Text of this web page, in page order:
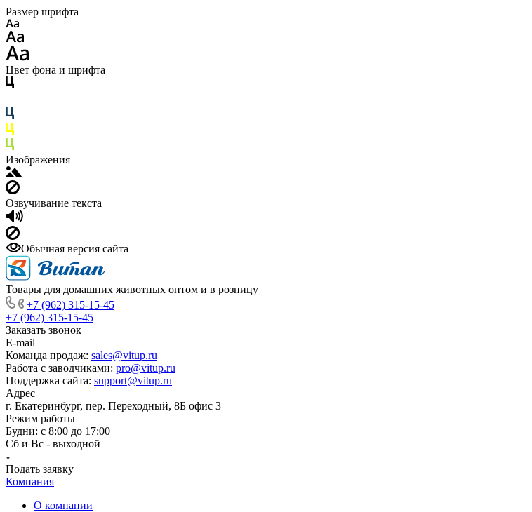
Размер шрифта
Цвет фона и шрифта
Изображения
Озвучивание текста
Обычная версия сайта
Товары для домашних животных оптом и в розницу
+7 (962) 315-15-45
+7 (962) 315-15-45
Заказать звонок
E-mail
Команда продаж: sales@vitup.ru
Работа с заводчиками: pro@vitup.ru
Поддержка сайта: support@vitup.ru
Адрес
г. Екатеринбург, пер. Переходный, 8Б офис 3
Режим работы
Будни: с 8:00 до 17:00
Сб и Вс - выходной
Подать заявку
Компания
О компании